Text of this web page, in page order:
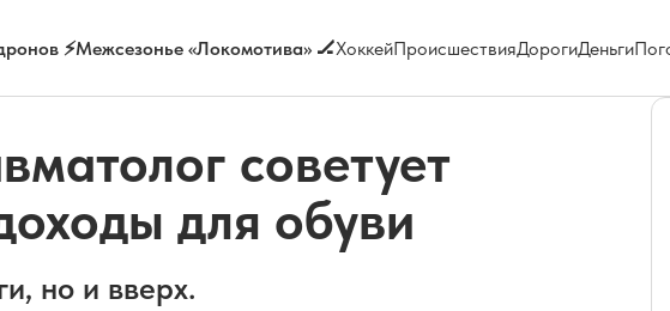
⚡Межсезонье «Локомотива» 🏒ХоккейПроисшествияДорогиДеньги
советует
для обуви
но и вверх.